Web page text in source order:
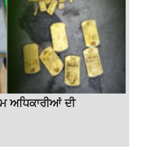
ਅਧਿਕਾਰੀਆਂ ਦੀ